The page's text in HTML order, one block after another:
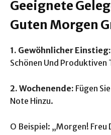
Geeignete
Guten Morgen
1. Gewöhnlicher Einstieg:
Schönen Und Produktiven
2. Wochenende: Fügen
Note Hinzu.
O Beispiel: „Morgen! Freu